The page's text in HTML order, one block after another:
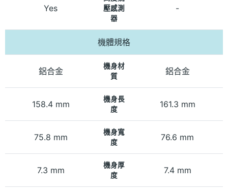
Yes
壓感測
器
-
機體規格
鋁合金
機身材
質
鋁合金
158.4 mm
機身長
度
161.3 mm
75.8 mm
機身寬
度
76.6 mm
7.3 mm
機身厚
度
7.4 mm